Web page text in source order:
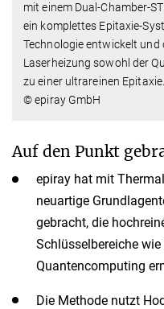
mit einem Dual-Chamber-
ein komplettes Epitaxie-
Technologie entwickelt
Laserheizung sowohl der
zu einer ultrareinen Epitaxie.
© epiray GmbH
Auf den Punkt
epiray hat mit
neuartige
gebracht, die
Schlüsselbereiche
Quantencomputing
Die Methode nutzt